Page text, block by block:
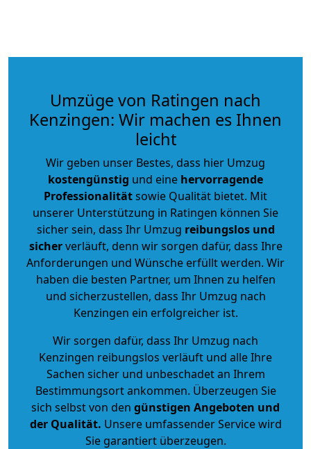
Umzüge von Ratingen nach
Kenzingen: Wir machen es Ihnen
leicht
Wir geben unser Bestes, dass hier Umzug
kostengünstig und eine hervorragende
Professionalitätsowie Qualität bietet. Mit
unserer Unterstützung in Ratingen können Sie
sicher sein, dass Ihr Umzug reibungslos und
sicherverläuft, denn wir sorgen dafür, dass Ihre
Anforderungen und Wünsche erfüllt werden. Wir
haben die besten Partner, um Ihnen zu helfen
und sicherzustellen, dass Ihr Umzug nach
Kenzingen ein erfolgreicher ist.
Wir sorgen dafür, dass Ihr Umzug nach
Kenzingen reibungslos verläuft und alle Ihre
Sachen sicher und unbeschadet an Ihrem
Bestimmungsort ankommen. Überzeugen Sie
sich selbst von den günstigen Angeboten und
der Qualität. Unsere umfassender Service wird
Sie garantiert überzeugen.